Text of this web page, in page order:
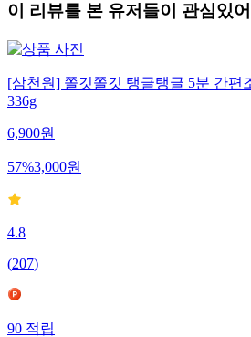
이 리뷰를 본 유저들이 관심있
[삼천원] 쫄깃쫄깃 탱글탱글 5분 간편
336g
6,900원
57%3,000원
4.8
(207)
90 적립